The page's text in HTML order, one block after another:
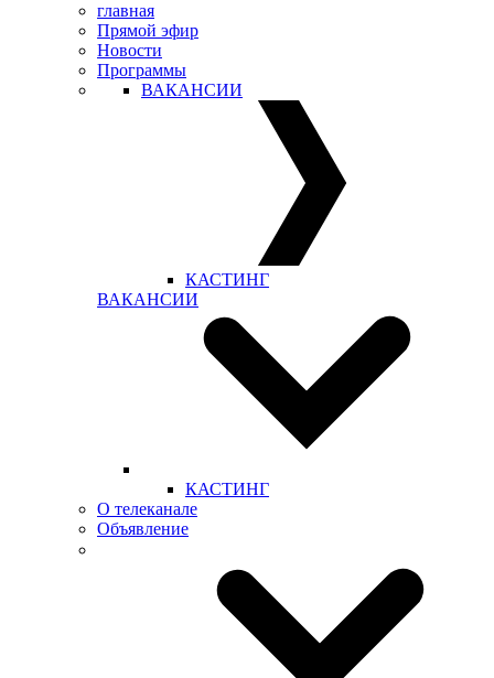
главная
Прямой эфир
Новости
Программы
ВАКАНСИИ
КАСТИНГ
ВАКАНСИИ
КАСТИНГ
О телеканале
Объявление